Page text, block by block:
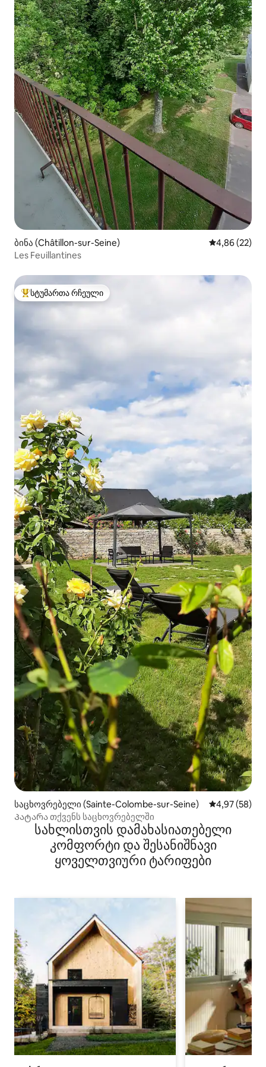
ბინა (Châtillon-sur-Seine) საშუალო
4,86 (22)
Les Feuillantines
სტუმართა რჩეული მოწინავე ვარიანტი
სტუმართა რჩეული
საცხოვრებელი (Sainte-Colombe-sur-Seine) საშუალო
4,97 (58)
Პატარა თქვენს საცხოვრებელში
სახლისთვის დამახასიათებელი
კომფორტი და შესანიშნავი
ყოველთვიური ტარიფები